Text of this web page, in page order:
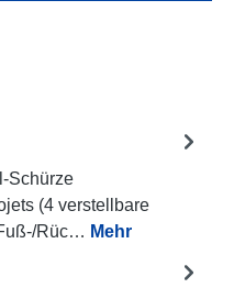
Schürze
(4 verstellbare
Rüc… Mehr